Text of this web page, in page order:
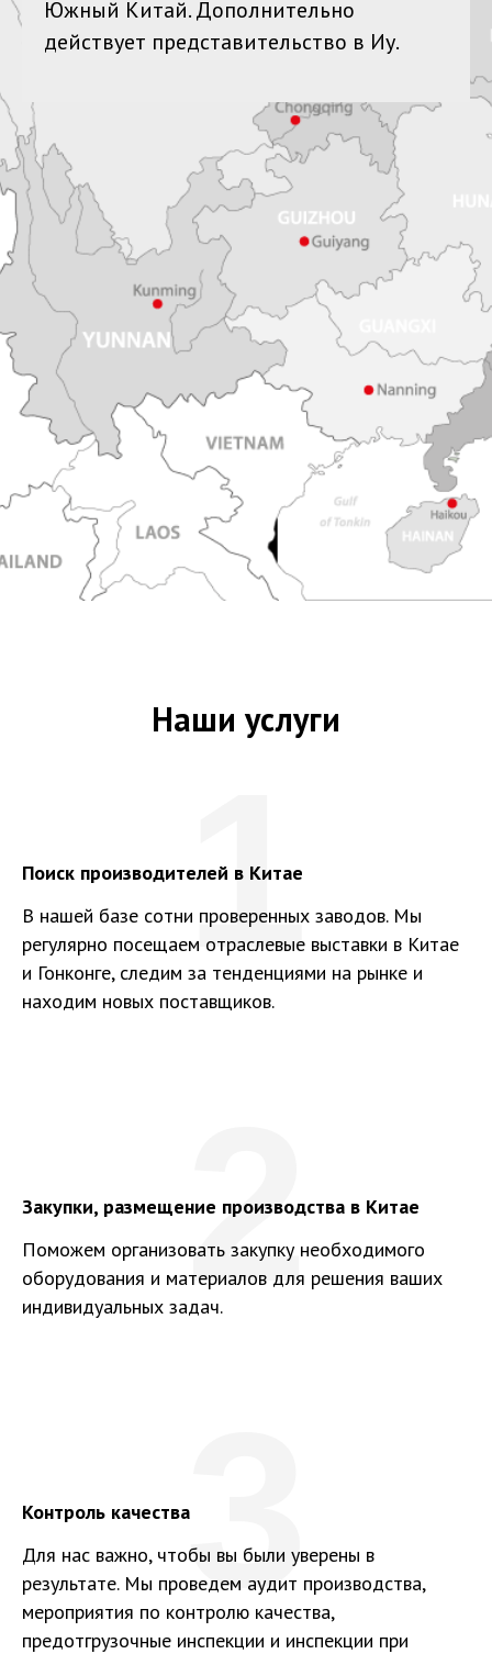
Южный Китай. Дополнительно
действует представительство в Иу.
Наши услуги
Поиск производителей в Китае
В нашей базе сотни проверенных заводов. Мы
регулярно посещаем отраслевые выставки в Китае
и Гонконге, следим за тенденциями на рынке и
находим новых поставщиков.
1
Закупки, размещение производства в Китае
Поможем организовать закупку необходимого
оборудования и материалов для решения ваших
индивидуальных задач.2
Контроль качества
Для нас важно, чтобы вы были уверены в
результате. Мы проведем аудит производства,
мероприятия по контролю качества,
предотгрузочные инспекции и инспекции при
3